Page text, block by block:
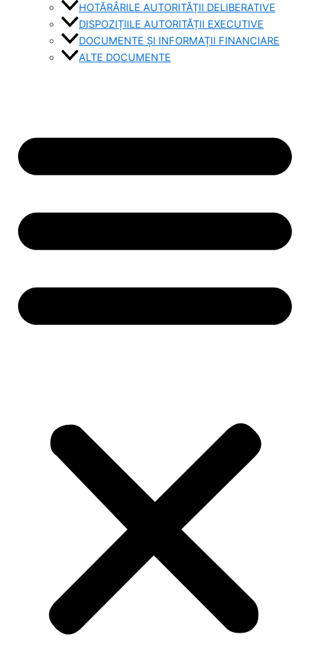
HOTĂRÂRILE AUTORITĂȚII DELIBERATIVE
DISPOZIȚIILE AUTORITĂȚII EXECUTIVE
DOCUMENTE ȘI INFORMAȚII FINANCIARE
ALTE DOCUMENTE